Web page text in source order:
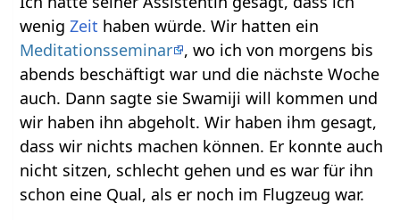
wenigZeit haben würde. Wir hatten ein
Meditationsseminar , wo ich von morgens bis
abends beschäftigt war und die nächste Woche
auch. Dann sagte sie Swamiji will kommen und
wir haben ihn abgeholt. Wir haben ihm gesagt,
dass wir nichts machen können. Er konnte auch
nicht sitzen, schlecht gehen und es war für ihn
schon eine Qual, als er noch im Flugzeug war.